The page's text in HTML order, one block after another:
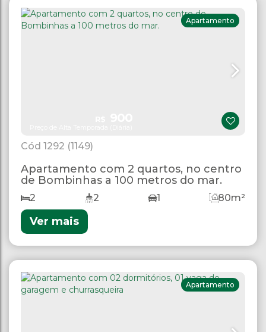
1292 (1149)
Apartamento
Apartamento com 2 quartos, no centro
de Bombinhas a 100 metros do mar.
2 2 80m²
1
Ver mais
Apartamento